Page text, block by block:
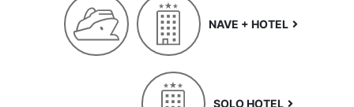
NAVE + HOTEL
SOLO HOTEL